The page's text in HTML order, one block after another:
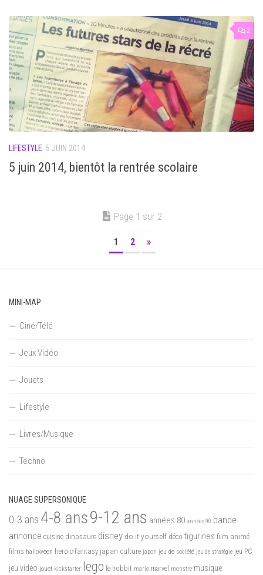
2
LIFESTYLE 5 JUIN 2014
5 juin 2014, bientôt la rentrée scolaire
Page 1 sur 2
1 2 »
MINI-MAP
Ciné/Télé
Jeux Vidéo
Jouets
Lifestyle
Livres/Musique
Techno
NUAGE SUPERSONIQUE
0-3 ans 4-8 ans9-12 ans années 80 années 90 bande-
annonce cuisine dinosaure disney do it yourself déco figurines film animé
films halloween heroic-fantasy japan culture japon jeu de société jeu de stratégie jeu PC
jeu vidéo jouet kickstarter lego le hobbit mario marvel monstre musique